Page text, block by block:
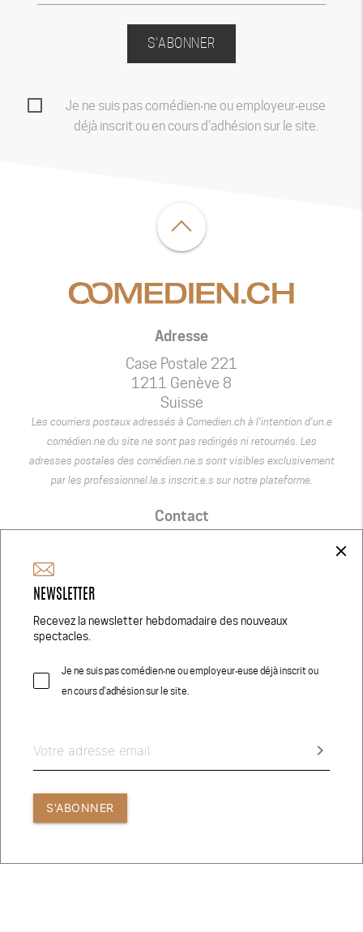
S'ABONNER
Je ne suis pas comédien‧ne ou employeur‧euse
déjà inscrit ou en cours d'adhésion sur le site.
Adresse
Case Postale 221
1211 Genève 8
Suisse
Les courriers postaux adressés à Comedien.ch à l’intention d’un.e
comédien.ne du site ne sont pas redirigés ni retournés. Les
adresses postales des comédien.ne.s sont visibles exclusivement
par les professionnel.le.s inscrit.e.s sur notre plateforme.
Contact
close
NEWSLETTER
Recevez la newsletter hebdomadaire des nouveaux
spectacles.
Je ne suis pas comédien‧ne ou employeur‧euse déjà inscrit ou
en cours d'adhésion sur le site.
keyboard_arrow_right
S'ABONNER